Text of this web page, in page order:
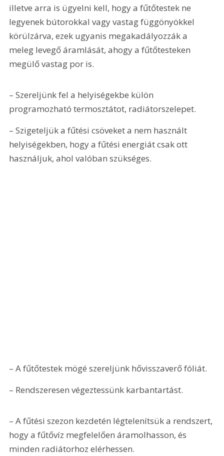
illetve arra is ügyelni kell, hogy a fűtőtestek ne
legyenek bútorokkal vagy vastag függönyökkel
körülzárva, ezek ugyanis megakadályozzák a
meleg levegő áramlását, ahogy a fűtőtesteken
megülő vastag por is.
– Szereljünk fel a helyiségekbe külön
programozható termosztátot, radiátorszelepet.
– Szigeteljük a fűtési csöveket a nem használt
helyiségekben, hogy a fűtési energiát csak ott
használjuk, ahol valóban szükséges.
– A fűtőtestek mögé szereljünk hővisszaverő fóliát.
– Rendszeresen végeztessünk karbantartást.
– A fűtési szezon kezdetén légtelenítsük a rendszert,
hogy a fűtővíz megfelelően áramolhasson, és
minden radiátorhoz elérhessen.